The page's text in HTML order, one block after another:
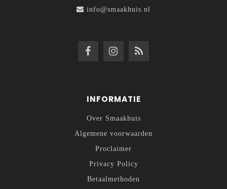
info@smaakhuis.nl
INFORMATIE
Over Smaakhuis
Algemene voorwaarden
Proclaimer
Privacy Policy
Betaalmethoden